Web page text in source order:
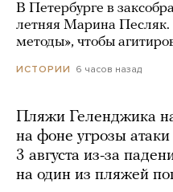
В Петербурге в
летняя Марина
методы», чтобы
ИСТОРИИ 6 часов назад
Пляжи Геленджика
на фоне угрозы
3 августа из-за
на один из пляжей